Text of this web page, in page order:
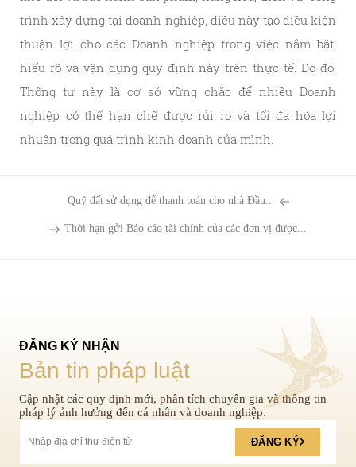
trình xây dựng tại doanh nghiệp, điều này tạo điều kiện
thuận lợi cho các Doanh nghiệp trong việc nắm bắt,
hiểu rõ và vận dụng quy định này trên thực tế. Do đó,
Thông tư này là cơ sở vững chắc để nhiều Doanh
nghiệp có thể hạn chế được rủi ro và tối đa hóa lợi
nhuận trong quá trình kinh doanh của mình.
Quỹ đất sử dụng để thanh toán cho nhà Đầu...
Thời hạn gửi Báo cáo tài chính của các đơn vị được...
ĐĂNG KÝ NHẬN
Bản tin pháp luật
Cập nhật các quy định mới, phân tích chuyên gia và thông tin
pháp lý ảnh hưởng đến cá nhân và doanh nghiệp.
ĐĂNG KÝ